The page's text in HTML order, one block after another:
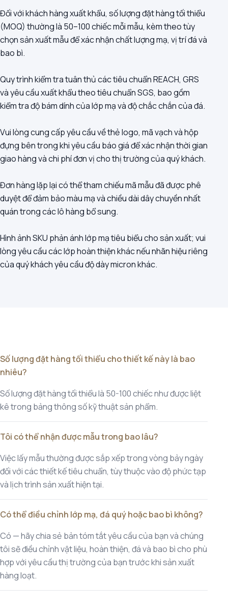
Đối với khách hàng xuất khẩu, số lượng đặt hàng tối thiểu
(MOQ) thường là 50–100 chiếc mỗi mẫu, kèm theo tùy
chọn sản xuất mẫu để xác nhận chất lượng mạ, vị trí đá và
bao bì.
Quy trình kiểm tra tuân thủ các tiêu chuẩn REACH, GRS
và yêu cầu xuất khẩu theo tiêu chuẩn SGS, bao gồm
kiểm tra độ bám dính của lớp mạ và độ chắc chắn của đá.
Vui lòng cung cấp yêu cầu về thẻ logo, mã vạch và hộp
đựng bên trong khi yêu cầu báo giá để xác nhận thời gian
giao hàng và chi phí đơn vị cho thị trường của quý khách.
Đơn hàng lặp lại có thể tham chiếu mã mẫu đã được phê
duyệt để đảm bảo màu mạ và chiều dài dây chuyền nhất
quán trong các lô hàng bổ sung.
Hình ảnh SKU phản ánh lớp mạ tiêu biểu cho sản xuất; vui
lòng yêu cầu các lớp hoàn thiện khác nếu nhãn hiệu riêng
của quý khách yêu cầu độ dày micron khác.
Số lượng đặt hàng tối thiểu cho thiết kế này là bao
nhiêu?
Số lượng đặt hàng tối thiểu là 50-100 chiếc như được liệt
kê trong bảng thông số kỹ thuật sản phẩm.
Tôi có thể nhận được mẫu trong bao lâu?
Việc lấy mẫu thường được sắp xếp trong vòng bảy ngày
đối với các thiết kế tiêu chuẩn, tùy thuộc vào độ phức tạp
và lịch trình sản xuất hiện tại.
Có thể điều chỉnh lớp mạ, đá quý hoặc bao bì không?
Có — hãy chia sẻ bản tóm tắt yêu cầu của bạn và chúng
tôi sẽ điều chỉnh vật liệu, hoàn thiện, đá và bao bì cho phù
hợp với yêu cầu thị trường của bạn trước khi sản xuất
hàng loạt.